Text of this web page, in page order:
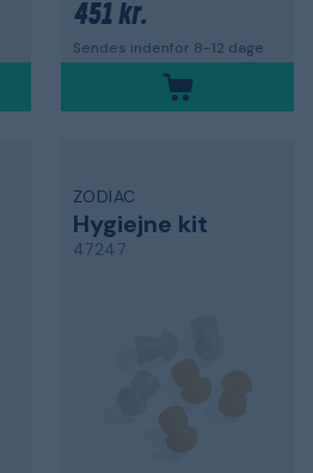
451 kr.
Sendes indenfor 8-12 dage
ZODIAC
Hygiejne kit
47247